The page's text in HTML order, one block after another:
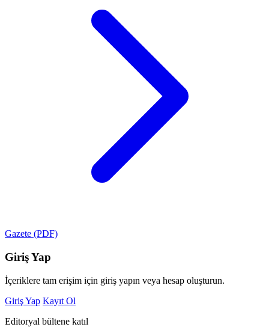
Gazete (PDF)
Giriş Yap
İçeriklere tam erişim için giriş yapın veya hesap oluşturun.
Giriş Yap Kayıt Ol
Editoryal bültene katıl